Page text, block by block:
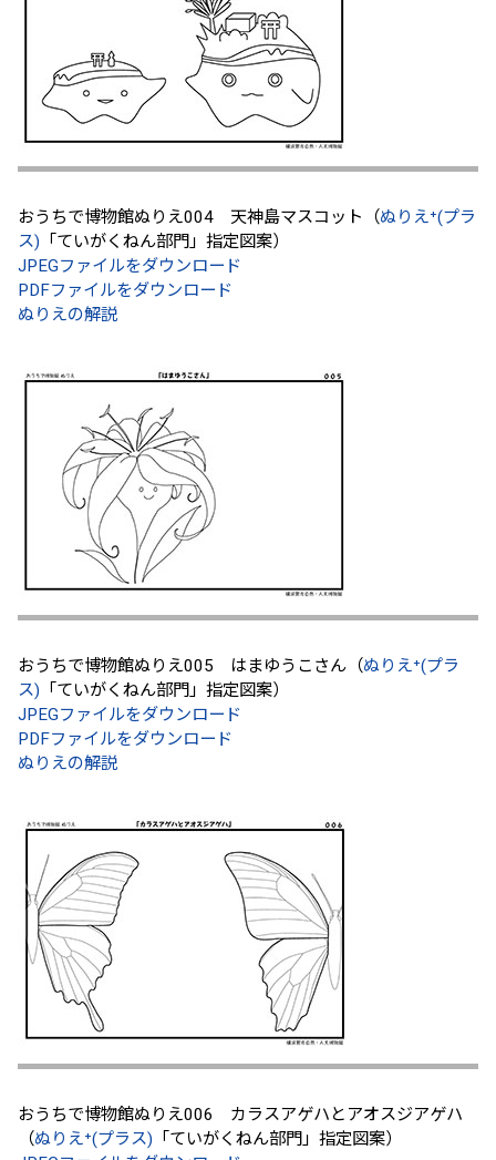
おうちで博物館ぬりえ004 天神島マスコット（ぬりえ⁺(プラ
ス) 「ていがくねん部門」指定図案）
JPEGファイルをダウンロード
PDFファイルをダウンロード
ぬりえの解説
おうちで博物館ぬりえ005 はまゆうこさん（ぬりえ⁺(プラ
ス) 「ていがくねん部門」指定図案）
JPEGファイルをダウンロード
PDFファイルをダウンロード
ぬりえの解説
おうちで博物館ぬりえ006 カラスアゲハとアオスジアゲハ
（ぬりえ⁺(プラス) 「ていがくねん部門」指定図案）